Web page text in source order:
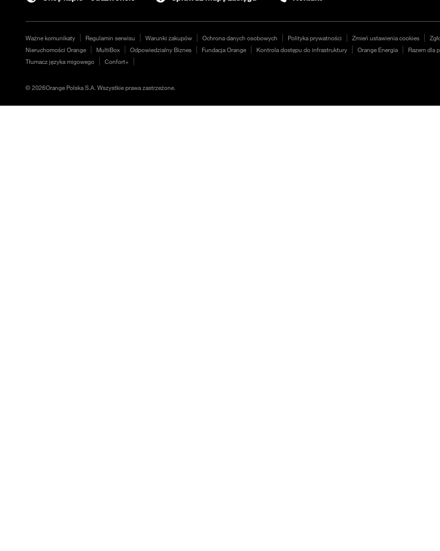
Ważne komunikaty Regulamin serwisu Warunki zakupów Ochrona danych osobowych Polityka prywatności Zmień ustawienia cookies
Nieruchomości Orange
MultiBox Odpowiedzialny Biznes Fundacja Orange Kontrola dostępu do infrastruktury Orange Energia Razem dla
Tłumacz języka migowego
Confort+
©2026Orange Polska S.A. Wszystkie prawa zastrzeżone.